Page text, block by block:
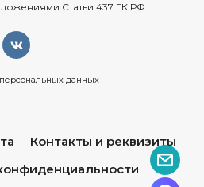
Статьи 437 ГК РФ.
данных
Контакты и реквизиты